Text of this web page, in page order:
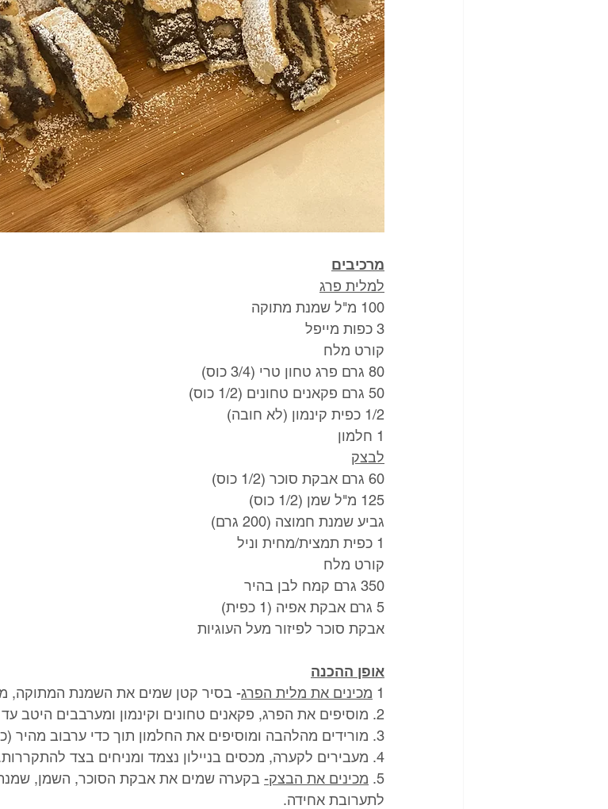
מרכיבים
למלית פרג
100 מ"ל שמנת מתוקה
3 כפות מייפל
קורט מלח
80 גרם פרג טחון טרי (3/4 כוס)
50 גרם פקאנים טחונים (1/2 כוס)
1/2 כפית קינמון (לא חובה)
1 חלמון
לבצק
60 גרם אבקת סוכר (1/2 כוס)
125 מ"ל שמן (1/2 כוס)
גביע שמנת חמוצה (200 גרם)
1 כפית תמצית/מחית וניל
קורט מלח
350 גרם קמח לבן בהיר
5 גרם אבקת אפיה (1 כפית)
אבקת סוכר לפיזור מעל העוגיות
אופן ההכנה
1 מכינים את מלית הפרג- בסיר קטן שמים את השמנת המתוקה,
2. מוסיפים את הפרג, פקאנים טחונים וקינמון ומערבבים היטב עד שהנוזלים נספגים.
3. מורידים מהלהבה ומוסיפים את החלמון תוך כדי ערבוב מהיר (כדי שלא יתבשל מהחום).
4. מעבירים לקערה, מכסים בניילון נצמד ומניחים בצד להתקררות.
5. מכינים את הבצק- בקערה שמים את אבקת הסוכר, השמן, שמנת
לתערובת אחידה.